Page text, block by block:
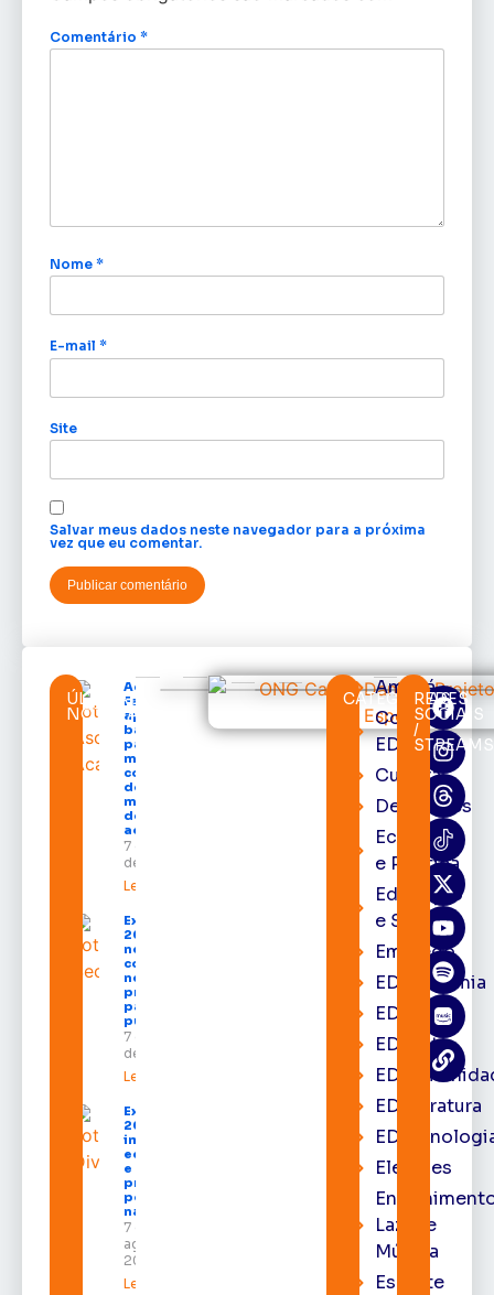
Comentário *
Nome *
E-mail *
Site
Salvar meus dados neste navegador para a próxima
vez que eu comentar.
ÚLTIMAS
NOTÍCIAS
Acácio
Favacho
apresenta
balanço
parcial do
mandato
com mais
de R$ 668
milhões
destinados
ao Amapá
7 de agosto
de 2026
Leia mais »
Expofeira
2026 começa
neste sábado
com shows,
negócios e
programação
para todos os
públicos
7 de agosto
de 2026
Leia mais »
Expofeira
2026
impulsiona
economia
e aumenta
procura
por hotéis
na capital
7 de
agosto de
2026
Leia mais »
CATEGORIAS
Amapá
Cortes
EDcast
Cultura
Destaques
Economia
e Política
Educação
e Saúde
Emprego
EDacademia
EDbrasília
EDcast
EDliteratura
Eleições
Lazer e
Música
Esporte
REDES
SOCIAIS
/
STREAMS